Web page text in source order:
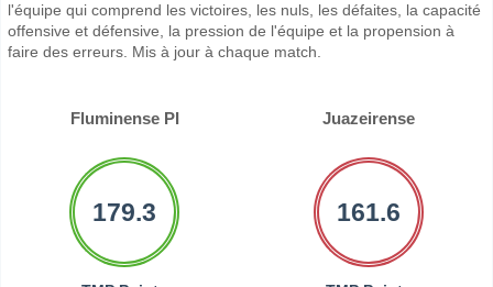
l'équipe qui comprend les victoires, les nuls, les défaites, la capacité
offensive et défensive, la pression de l'équipe et la propension à
faire des erreurs. Mis à jour à chaque match.
Fluminense PI Juazeirense
179.3 161.6